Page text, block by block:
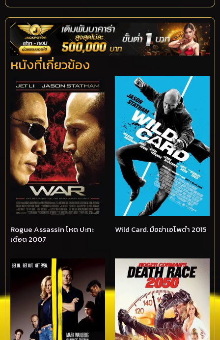
หนังที่เกี่ยวข้อง
Rogue Assassin โหด ปะทะ
เดือด 2007
Wild Card. มือฆ่าเอโพดำ 2015